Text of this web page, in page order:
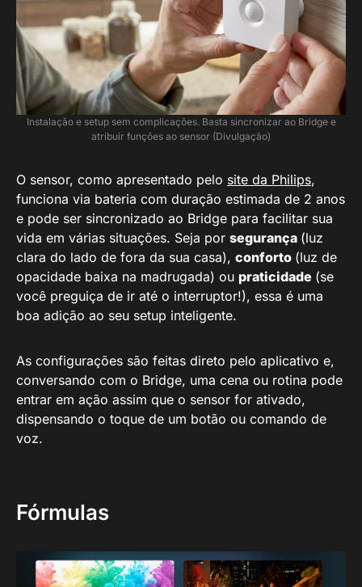
Instalação e setup sem complicações. Basta sincronizar ao Bridge e
atribuir funções ao sensor (Divulgação)
O sensor, como apresentado pelo site da Philips,
funciona via bateria com duração estimada de 2 anos
e pode ser sincronizado ao Bridge para facilitar sua
vida em várias situações. Seja por segurança (luz
clara do lado de fora da sua casa), conforto (luz de
opacidade baixa na madrugada) ou praticidade (se
você preguiça de ir até o interruptor!), essa é uma
boa adição ao seu setup inteligente.
As configurações são feitas direto pelo aplicativo e,
conversando com o Bridge, uma cena ou rotina pode
entrar em ação assim que o sensor for ativado,
dispensando o toque de um botão ou comando de
voz.
Fórmulas